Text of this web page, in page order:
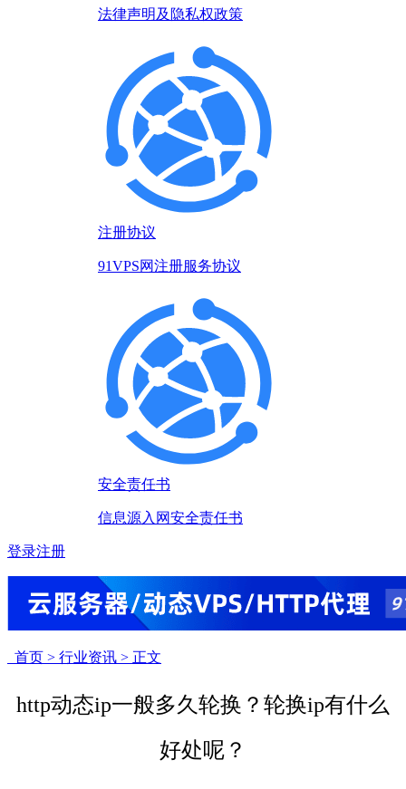
法律声明及隐私权政策
注册协议
91VPS网注册服务协议
安全责任书
信息源入网安全责任书
登录注册
首页 > 行业资讯 > 正文
http动态ip一般多久轮换？轮换ip有什么
好处呢？